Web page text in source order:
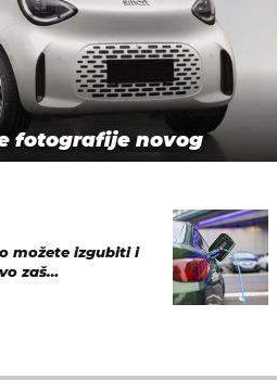
fotografije novog
možete izgubiti i
zaš…